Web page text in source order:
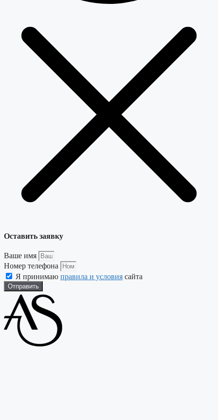
Оставить заявку
Ваше имя
Номер телефона
Я принимаю правила и условия сайта
Отправить